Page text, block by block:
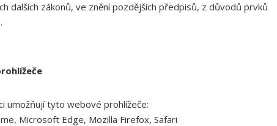
dalších zákonů, ve znění pozdějších předpisů, z důvodů prvků
umožňují tyto webové prohlížeče:
Microsoft Edge, Mozilla Firefox, Safari